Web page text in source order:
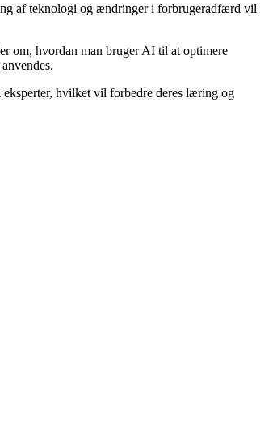
af teknologi og ændringer i forbrugeradfærd vil
om, hvordan man bruger AI til at optimere
hvilket vil forbedre deres læring og